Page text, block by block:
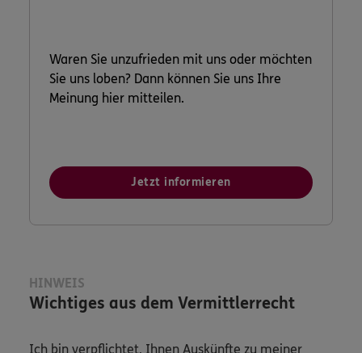
Waren Sie unzufrieden mit uns oder möchten
Sie uns loben? Dann können Sie uns Ihre
Meinung hier mitteilen.
Jetzt informieren
HINWEIS
Wichtiges aus dem Vermittlerrecht
Ich bin verpflichtet, Ihnen Auskünfte zu meiner